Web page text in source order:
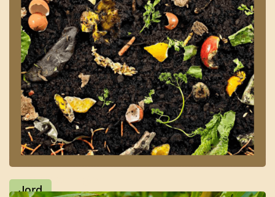
Kompostringen
Jord